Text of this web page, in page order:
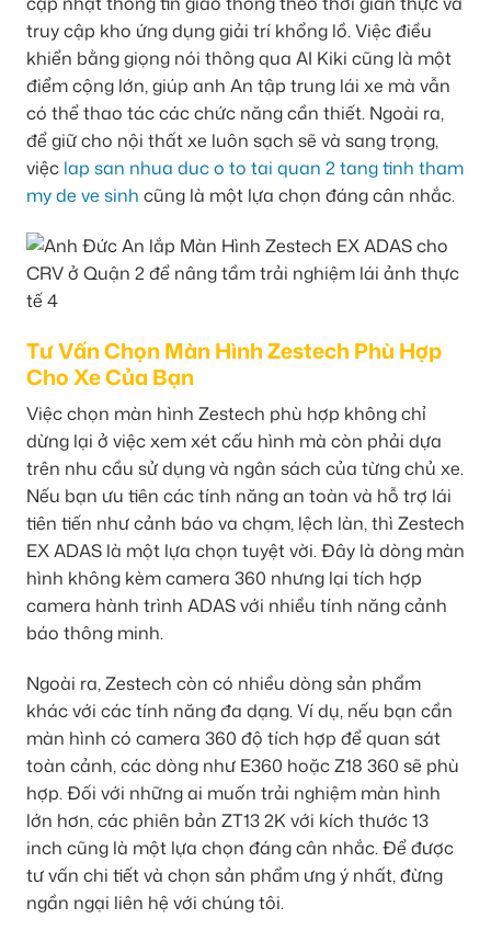
truy cập kho ứng dụng giải trí khổng lồ. Việc điều
khiển bằng giọng nói thông qua AI Kiki cũng là một
điểm cộng lớn, giúp anh An tập trung lái xe mà vẫn
có thể thao tác các chức năng cần thiết. Ngoài ra,
để giữ cho nội thất xe luôn sạch sẽ và sang trọng,
việc lap san nhua duc o to tai quan 2 tang tinh tham
my de ve sinh cũng là một lựa chọn đáng cân nhắc.
Tư Vấn Chọn Màn Hình Zestech Phù Hợp
Cho Xe Của Bạn
Việc chọn màn hình Zestech phù hợp không chỉ
dừng lại ở việc xem xét cấu hình mà còn phải dựa
trên nhu cầu sử dụng và ngân sách của từng chủ xe.
Nếu bạn ưu tiên các tính năng an toàn và hỗ trợ lái
tiên tiến như cảnh báo va chạm, lệch làn, thì Zestech
EX ADAS là một lựa chọn tuyệt vời. Đây là dòng màn
hình không kèm camera 360 nhưng lại tích hợp
camera hành trình ADAS với nhiều tính năng cảnh
báo thông minh.
Ngoài ra, Zestech còn có nhiều dòng sản phẩm
khác với các tính năng đa dạng. Ví dụ, nếu bạn cần
màn hình có camera 360 độ tích hợp để quan sát
toàn cảnh, các dòng như E360 hoặc Z18 360 sẽ phù
hợp. Đối với những ai muốn trải nghiệm màn hình
lớn hơn, các phiên bản ZT13 2K với kích thước 13
inch cũng là một lựa chọn đáng cân nhắc. Để được
tư vấn chi tiết và chọn sản phẩm ưng ý nhất, đừng
ngần ngại liên hệ với chúng tôi.